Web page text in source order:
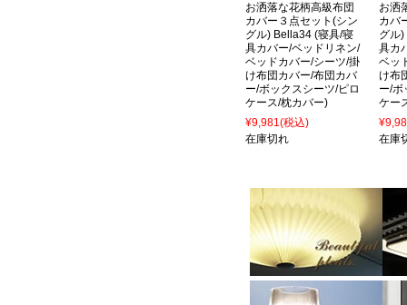
お洒落な花柄高級布団
カバー３点セット(シン
グル) Bella34 (寝具/寝
具カバー/ベッドリネン/
ベッドカバー/シーツ/掛
け布団カバー/布団カバ
ー/ボックスシーツ/ピロ
ケース/枕カバー)
¥9,981(税込)
在庫切れ
お洒
カバ
グル
具カ
ベッ
け布
ー/ボ
ケー
在庫